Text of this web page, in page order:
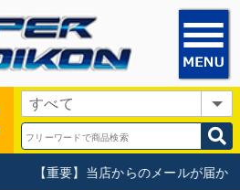
【重要】当店からのメールが届か